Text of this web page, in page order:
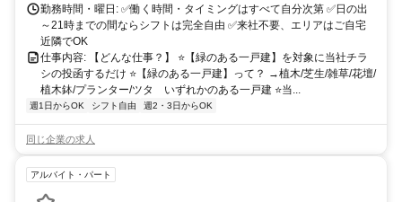
勤務時間・曜日: ✅働く時間・タイミングはすべて自分次第 ✅日の出
～21時までの間ならシフトは完全自由 ✅来社不要、エリアはご自宅
近隣でOK
仕事内容: 【どんな仕事？】 ⭐【緑のある一戸建】を対象に当社チラ
シの投函するだけ ⭐【緑のある一戸建】って？ →植木/芝生/雑草/花壇/
植木鉢/プランター/ツタ いずれかのある一戸建 ⭐当...
週1日からOK シフト自由 週2・3日からOK
同じ企業の求人
アルバイト・パート